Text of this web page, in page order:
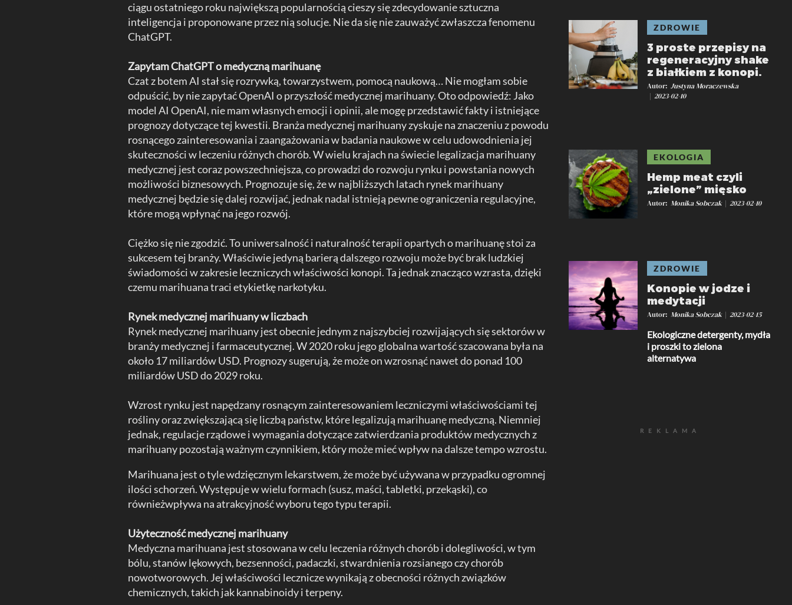
ciągu ostatniego roku największą popularnością cieszy się zdecydowanie sztuczna
inteligencja i proponowane przez nią solucje. Nie da się nie zauważyć zwłaszcza fenomenu
ChatGPT.
Zapytam ChatGPT o medyczną marihuanę
Czat z botem AI stał się rozrywką, towarzystwem, pomocą naukową… Nie mogłam sobie
odpuścić, by nie zapytać OpenAI o przyszłość medycznej marihuany. Oto odpowiedź: Jako
model AI OpenAI, nie mam własnych emocji i opinii, ale mogę przedstawić fakty i istniejące
prognozy dotyczące tej kwestii. Branża medycznej marihuany zyskuje na znaczeniu z powodu
rosnącego zainteresowania i zaangażowania w badania naukowe w celu udowodnienia jej
skuteczności w leczeniu różnych chorób. W wielu krajach na świecie legalizacja marihuany
medycznej jest coraz powszechniejsza, co prowadzi do rozwoju rynku i powstania nowych
możliwości biznesowych. Prognozuje się, że w najbliższych latach rynek marihuany
medycznej będzie się dalej rozwijać, jednak nadal istnieją pewne ograniczenia regulacyjne,
które mogą wpłynąć na jego rozwój.
Ciężko się nie zgodzić. To uniwersalność i naturalność terapii opartych o marihuanę stoi za
sukcesem tej branży. Właściwie jedyną barierą dalszego rozwoju może być brak ludzkiej
świadomości w zakresie leczniczych właściwości konopi. Ta jednak znacząco wzrasta, dzięki
czemu marihuana traci etykietkę narkotyku.
Rynek medycznej marihuany w liczbach
Rynek medycznej marihuany jest obecnie jednym z najszybciej rozwijających się sektorów w
branży medycznej i farmaceutycznej. W 2020 roku jego globalna wartość szacowana była na
około 17 miliardów USD. Prognozy sugerują, że może on wzrosnąć nawet do ponad 100
miliardów USD do 2029 roku.
Wzrost rynku jest napędzany rosnącym zainteresowaniem leczniczymi właściwościami tej
rośliny oraz zwiększającą się liczbą państw, które legalizują marihuanę medyczną. Niemniej
jednak, regulacje rządowe i wymagania dotyczące zatwierdzania produktów medycznych z
marihuany pozostają ważnym czynnikiem, który może mieć wpływ na dalsze tempo wzrostu.
Marihuana jest o tyle wdzięcznym lekarstwem, że może być używana w przypadku ogromnej
ilości schorzeń. Występuje w wielu formach (susz, maści, tabletki, przekąski), co
równieżwpływa na atrakcyjność wyboru tego typu terapii.
Użyteczność medycznej marihuany
Medyczna marihuana jest stosowana w celu leczenia różnych chorób i dolegliwości, w tym
bólu, stanów lękowych, bezsenności, padaczki, stwardnienia rozsianego czy chorób
nowotworowych. Jej właściwości lecznicze wynikają z obecności różnych związków
chemicznych, takich jak kannabinoidy i terpeny.
ZDROWIE
3 proste przepisy na
regeneracyjny shake
z białkiem z konopi.
Autor Justyna Moraczewska
2023-02-10
EKOLOGIA
Hemp meat czyli
„zielone” mięsko
Autor Monika Sobczak 2023-02-10
ZDROWIE
Konopie w jodze i
medytacji
Autor Monika Sobczak 2023-02-15
Ekologiczne detergenty, mydła
i proszki to zielona
alternatywa
REKLAMA